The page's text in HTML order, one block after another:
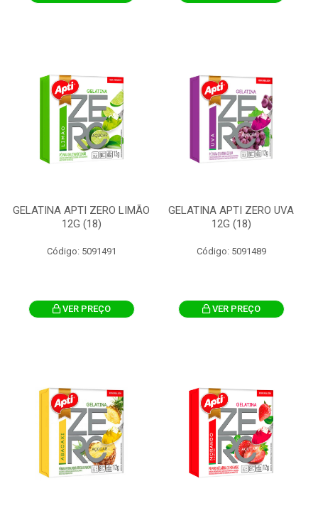
GELATINA APTI ZERO LIMÃO
12G (18)
Código: 5091491
VER PREÇO
GELATINA APTI ZERO UVA
12G (18)
Código: 5091489
VER PREÇO